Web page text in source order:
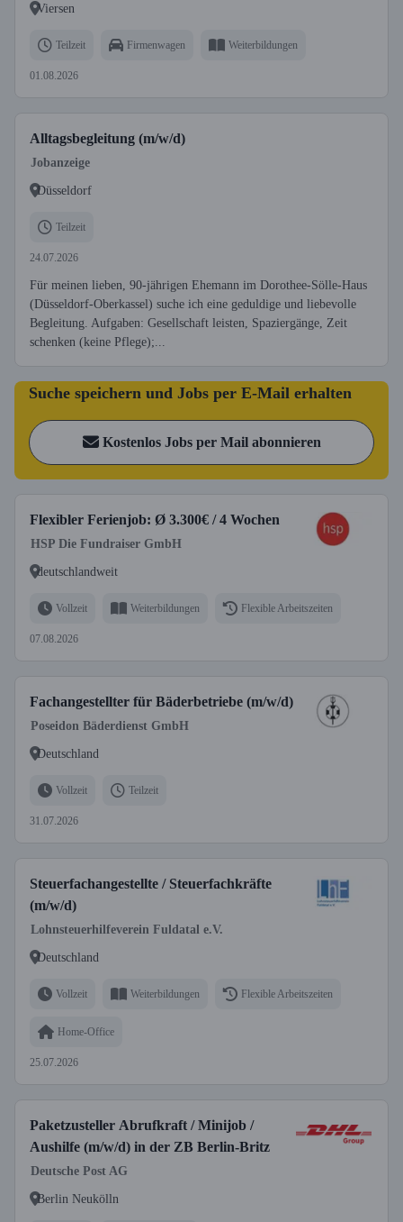
Viersen
Teilzeit Firmenwagen Weiterbildungen
01.08.2026
Alltagsbegleitung (m/w/d)
Jobanzeige
Düsseldorf
Teilzeit
24.07.2026
Für meinen lieben, 90-jährigen Ehemann im Dorothee-Sölle-Haus
(Düsseldorf-Oberkassel) suche ich eine geduldige und liebevolle
Begleitung. Aufgaben: Gesellschaft leisten, Spaziergänge, Zeit
schenken (keine Pflege);...
Suche speichern und Jobs per E-Mail erhalten
Kostenlos Jobs per Mail abonnieren
Flexibler Ferienjob: Ø 3.300€ / 4 Wochen
HSP Die Fundraiser GmbH
deutschlandweit
Vollzeit Weiterbildungen Flexible Arbeitszeiten
07.08.2026
Fachangestellter für Bäderbetriebe (m/w/d)
Poseidon Bäderdienst GmbH
Deutschland
Vollzeit Teilzeit
31.07.2026
Steuerfachangestellte / Steuerfachkräfte
(m/w/d)
Lohnsteuerhilfeverein Fuldatal e.V.
Deutschland
Vollzeit Weiterbildungen Flexible Arbeitszeiten
Home-Office
25.07.2026
Paketzusteller Abrufkraft / Minijob /
Aushilfe (m/w/d) in der ZB Berlin-Britz
Deutsche Post AG
Berlin Neukölln